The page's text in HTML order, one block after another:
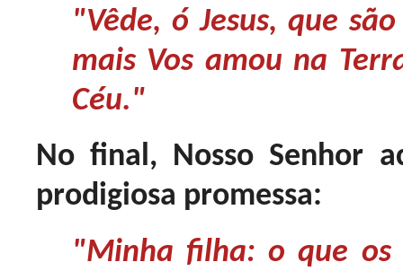
"Vêde, ó Jesus, que
mais Vos amou na
Céu."
No final, Nosso Senhor
prodigiosa promessa:
"Minha filha: o que os